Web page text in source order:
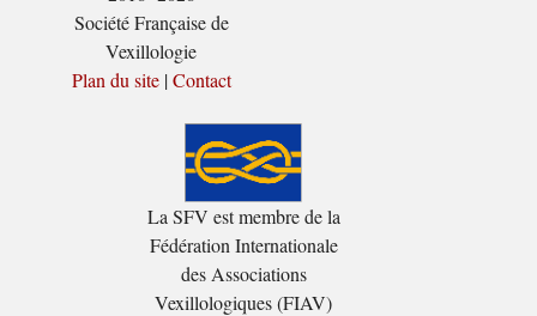
Société Française de
Vexillologie
Plan du site|Contact
La SFV est membre de la
Fédération Internationale
des Associations
Vexillologiques (FIAV)